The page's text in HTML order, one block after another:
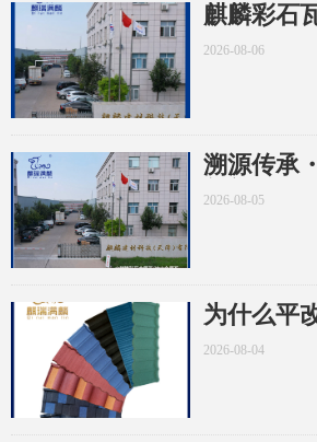
麒麟彩石
介
2026-08-06
溯源传承
麒麟彩石
2026-08-05
为什么平
属瓦
2026-08-04